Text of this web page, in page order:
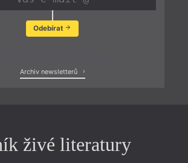
Odebírat
Archiv newsletterů
živé literatury